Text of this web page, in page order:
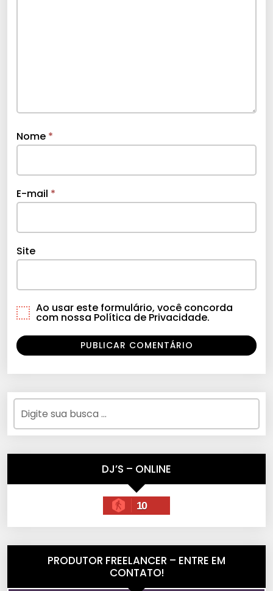
Nome *
E-mail *
Site
Ao usar este formulário, você concorda
com nossa Política de Privacidade.
DJ’S – ONLINE
10
PRODUTOR FREELANCER – ENTRE EM
CONTATO!